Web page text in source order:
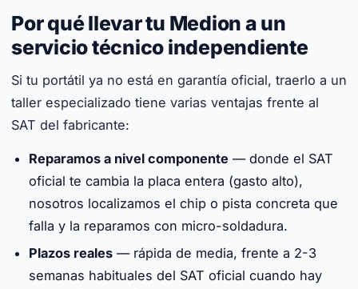
Por qué llevar tu Medion a un
servicio técnico independiente
Si tu portátil ya no está en garantía oficial, traerlo a un
taller especializado tiene varias ventajas frente al
SAT del fabricante:
Reparamos a nivel componente — donde el SAT
oficial te cambia la placa entera (gasto alto),
nosotros localizamos el chip o pista concreta que
falla y la reparamos con micro-soldadura.
Plazos reales — rápida de media, frente a 2-3
semanas habituales del SAT oficial cuando hay